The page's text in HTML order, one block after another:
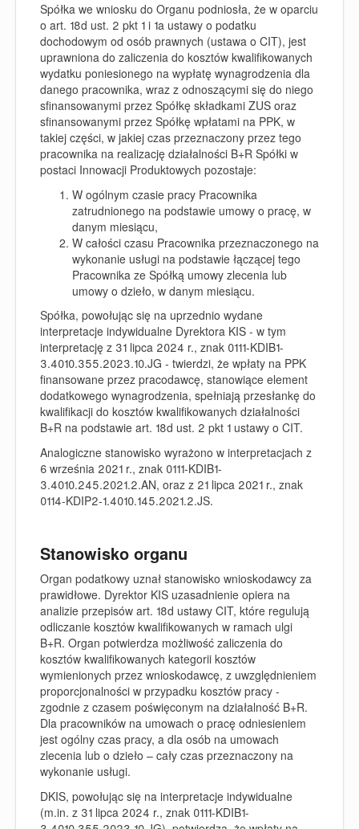
Spółka we wniosku do Organu podniosła, że w oparciu
o art. 18d ust. 2 pkt 1 i 1a ustawy o podatku
dochodowym od osób prawnych (ustawa o CIT), jest
uprawniona do zaliczenia do kosztów kwalifikowanych
wydatku poniesionego na wypłatę wynagrodzenia dla
danego pracownika, wraz z odnoszącymi się do niego
sfinansowanymi przez Spółkę składkami ZUS oraz
sfinansowanymi przez Spółkę wpłatami na PPK, w
takiej części, w jakiej czas przeznaczony przez tego
pracownika na realizację działalności B+R Spółki w
postaci Innowacji Produktowych pozostaje:
W ogólnym czasie pracy Pracownika
zatrudnionego na podstawie umowy o pracę, w
danym miesiącu,
W całości czasu Pracownika przeznaczonego na
wykonanie usługi na podstawie łączącej tego
Pracownika ze Spółką umowy zlecenia lub
umowy o dzieło, w danym miesiącu.
Spółka, powołując się na uprzednio wydane
interpretacje indywidualne Dyrektora KIS - w tym
interpretację z 31 lipca 2024 r., znak 0111-KDIB1-
3.4010.355.2023.10.JG - twierdzi, że wpłaty na PPK
finansowane przez pracodawcę, stanowiące element
dodatkowego wynagrodzenia, spełniają przesłankę do
kwalifikacji do kosztów kwalifikowanych działalności
B+R na podstawie art. 18d ust. 2 pkt 1 ustawy o CIT.
Analogiczne stanowisko wyrażono w interpretacjach z
6 września 2021 r., znak 0111-KDIB1-
3.4010.245.2021.2.AN, oraz z 21 lipca 2021 r., znak
0114-KDIP2-1.4010.145.2021.2.JS.
Stanowisko organu
Organ podatkowy uznał stanowisko wnioskodawcy za
prawidłowe. Dyrektor KIS uzasadnienie opiera na
analizie przepisów art. 18d ustawy CIT, które regulują
odliczanie kosztów kwalifikowanych w ramach ulgi
B+R. Organ potwierdza możliwość zaliczenia do
kosztów kwalifikowanych kategorii kosztów
wymienionych przez wnioskodawcę, z uwzględnieniem
proporcjonalności w przypadku kosztów pracy -
zgodnie z czasem poświęconym na działalność B+R.
Dla pracowników na umowach o pracę odniesieniem
jest ogólny czas pracy, a dla osób na umowach
zlecenia lub o dzieło – cały czas przeznaczony na
wykonanie usługi.
DKIS, powołując się na interpretacje indywidualne
(m.in. z 31 lipca 2024 r., znak 0111-KDIB1-